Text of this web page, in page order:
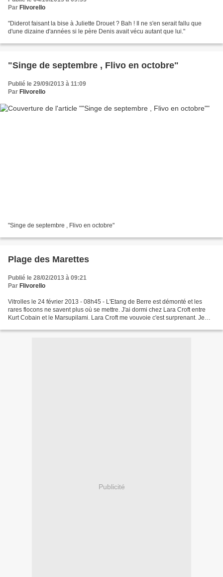
Par Flivorello
"Diderot faisant la bise à Juliette Drouet ? Bah ! Il ne s'en serait fallu que
d'une dizaine d'années si le père Denis avait vécu autant que lui."
"Singe de septembre , Flivo en octobre"
Publié le 29/09/2013 à 11:09
Par Flivorello
"Singe de septembre , Flivo en octobre"
Plage des Marettes
Publié le 28/02/2013 à 09:21
Par Flivorello
Vitrolles le 24 février 2013 - 08h45 - L'Etang de Berre est démonté et les
rares flocons ne savent plus où se mettre. J'ai dormi chez Lara Croft entre
Kurt Cobain et le Marsupilami. Lara Croft me vouvoie c'est surprenant. Je
Publicité